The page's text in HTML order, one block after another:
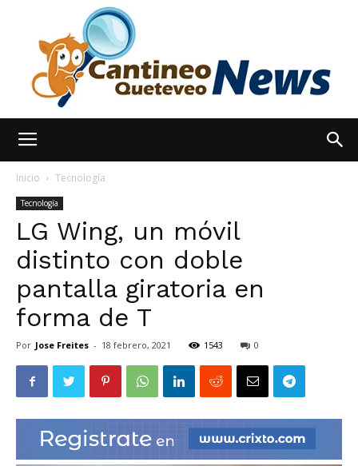
Noticias
hoy
|
Ultima
Inicio Tecnología
Tecnología
LG Wing, un móvil
distinto con doble
pantalla giratoria en
forma de T
Por Jose Freites - 18 febrero, 2021 1543 0